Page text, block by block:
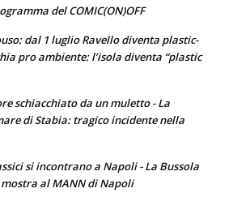
del COMIC(ON)OFF
dal 1 luglio Ravello diventa plastic-
pro ambiente: l’isola diventa “plastic
schiacchiato da un muletto - La
di Stabia: tragico incidente nella
si incontrano a Napoli - La Bussola
mostra al MANN di Napoli